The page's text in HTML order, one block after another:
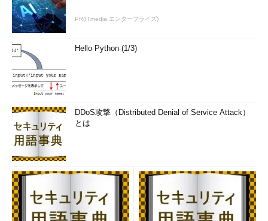
PR(ITmedia エンタープライズ)
Hello Python (1/3)
DDoS攻撃（Distributed Denial of Service Attack）
とは